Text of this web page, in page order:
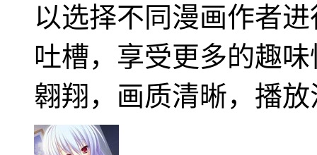
以选择不同漫画作者
吐槽，享受更多的趣
翱翔，画质清晰，播